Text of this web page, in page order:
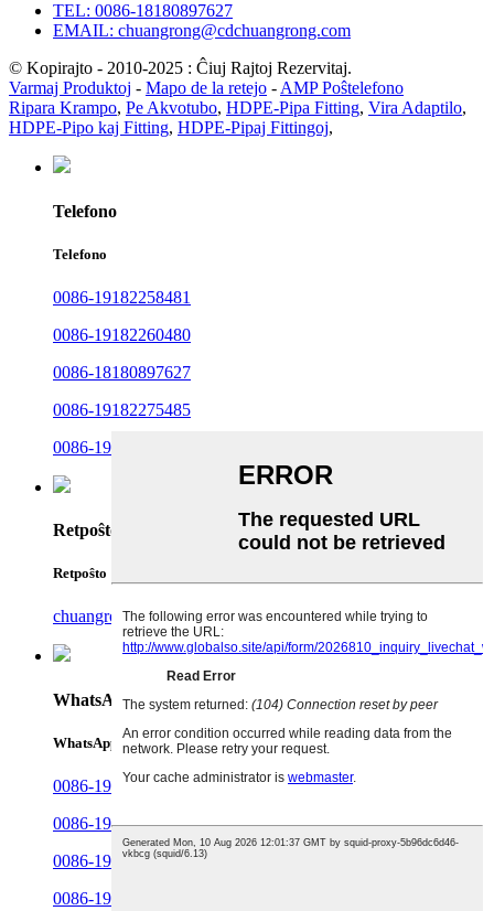
TEL: 0086-18180897627
EMAIL: chuangrong@cdchuangrong.com
© Kopirajto - 2010-2025 : Ĉiuj Rajtoj Rezervitaj.
Varmaj Produktoj - Mapo de la retejo - AMP Poŝtelefono
Ripara Krampo, Pe Akvotubo, HDPE-Pipa Fitting, Vira Adaptilo,
HDPE-Pipo kaj Fitting, HDPE-Pipaj Fittingoj,
Telefono
Telefono
0086-19182258481
0086-19182260480
0086-18180897627
0086-19182275485
0086-19381607486
Retpoŝto
Retpoŝto
chuangrong@cdchuangrong.com
WhatsApp
WhatsApp
0086-19381607486
0086-19182258481
0086-19182260480
0086-19182275485